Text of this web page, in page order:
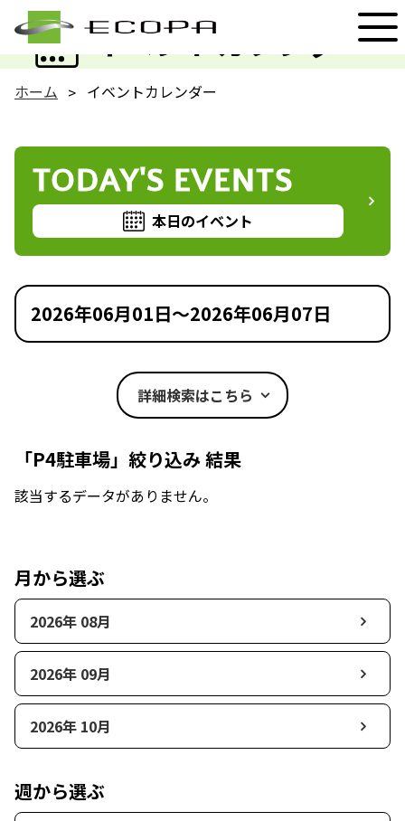
イベントカレンダー
EVENT
ホーム イベントカレンダー
TODAY'S EVENTS
本日のイベント
2026年06月01日～2026年06月07日
詳細検索はこちら
「P4駐車場」絞り込み 結果
該当するデータがありません。
月から選ぶ
2026年 08月
2026年 09月
2026年 10月
週から選ぶ